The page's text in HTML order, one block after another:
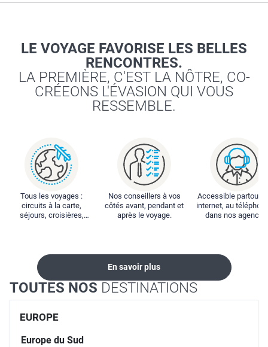
LE VOYAGE FAVORISE LES BELLES
RENCONTRES.
LA PREMIÈRE, C'EST LA NÔTRE, CO-
CRÉEONS L'ÉVASION QUI VOUS
RESSEMBLE.
Tous les voyages :
circuits à la carte,
séjours, croisières,
Nos conseillers à vos
côtés avant, pendant et
après le voyage.
Accessible partout :
internet, au
dans nos
En savoir plus
TOUTES NOS DESTINATIONS
EUROPE
Europe du Sud